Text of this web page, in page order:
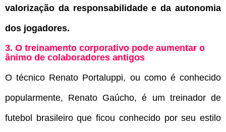
valorização da responsabilidade e da autonomia
dos jogadores.
3. O treinamento corporativo pode aumentar o
ânimo de colaboradores antigos
O técnico Renato Portaluppi, ou como é conhecido
popularmente, Renato Gaúcho, é um treinador de
futebol brasileiro que ficou conhecido por seu estilo